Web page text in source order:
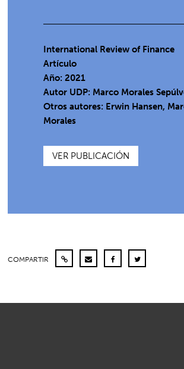
International Review of Finance
Artículo
Año: 2021
Autor UDP: Marco Morales
Otros autores: Erwin Hansen,
Morales
VER PUBLICACIÓN
COMPARTIR